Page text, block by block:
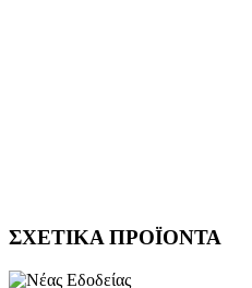
ΣΧΕΤΙΚΑ ΠΡΟΪΟΝΤΑ